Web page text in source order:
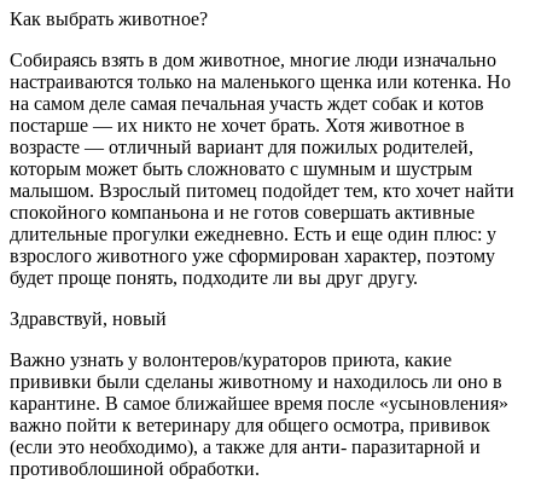
Как выбрать животное?
Собираясь взять в дом животное, многие люди изначально
настраиваются только на маленького щенка или котенка. Но
на самом деле самая печальная участь ждет собак и котов
постарше — их никто не хо­чет брать. Хотя животное в
возрасте — отличный вариант для пожилых родителей,
которым может быть сложновато с шумным и шустрым
малышом. Взрослый питомец подойдет тем, кто хочет найти
спокойного компаньона и не готов совершать активные
длительные прогулки ежедневно. Есть и еще один плюс: у
взрослого жи­вотного уже сформирован характер, поэтому
будет проще понять, подходите ли вы друг другу.
Здравствуй, новый
Важно узнать у волонтеров/кураторов приюта, какие
прививки были сделаны животному и находилось ли оно в
карантине. В самое ближайшее время после «усы­новления»
важно пойти к ветеринару для общего осмо­тра, прививок
(если это необходимо), а также для анти- паразитарной и
противоблошиной обработки.